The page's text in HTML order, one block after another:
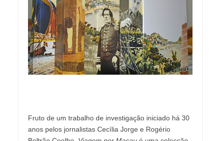
Fruto de um trabalho de investigação iniciado há 30
anos pelos jornalistas Cecília Jorge e Rogério